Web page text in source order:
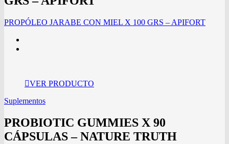
PROPÓLEO JARABE CON MIEL X 100 GRS – APIFORT
VER PRODUCTO
Suplementos
PROBIOTIC GUMMIES X 90
CÁPSULAS – NATURE TRUTH